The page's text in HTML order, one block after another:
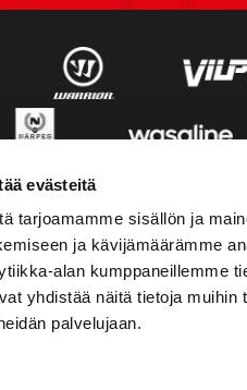
evästeitä
tarjoamamme sisällön ja
ja kävijämäärämme
alan kumppaneillemme
yhdistää näitä tietoja
palvelujaan.